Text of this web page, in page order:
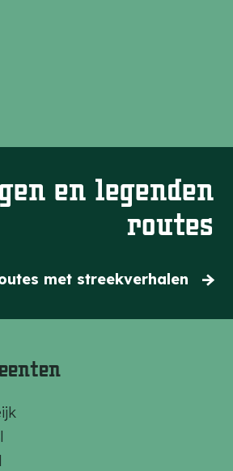
en legenden
routes
met streekverhalen